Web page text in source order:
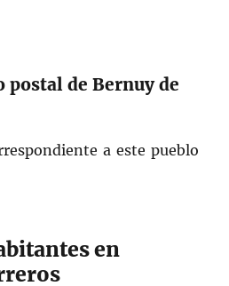
postal de Bernuy de
a este pueblo
en